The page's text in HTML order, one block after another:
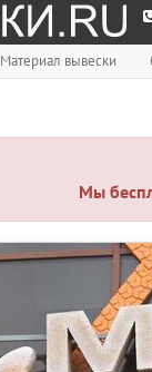
Материал вывески
Мы